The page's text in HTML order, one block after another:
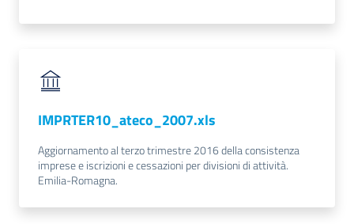
IMPRTER10_ateco_2007.xls
Aggiornamento al terzo trimestre 2016 della consistenza
imprese e iscrizioni e cessazioni per divisioni di attività.
Emilia-Romagna.